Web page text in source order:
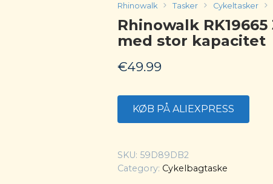
Rhinowalk Tasker Cykeltasker
Rhinowalk
med stor kapacitet
€49.99
KØB PÅ ALIEXPRESS
SKU: 59D89DB2
Category: Cykelbagtaske